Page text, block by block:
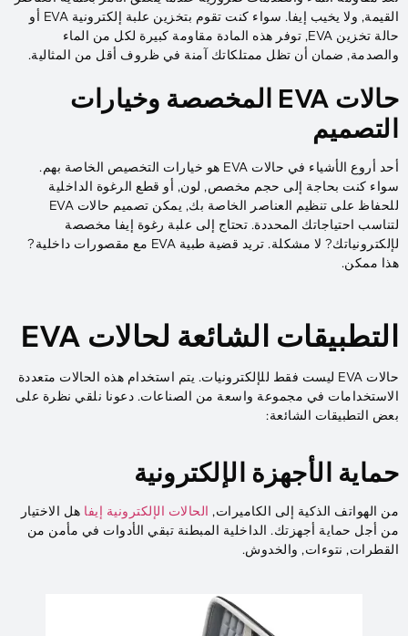
القيمة, ولا يخيب إيفا. سواء كنت تقوم بتخزين علبة إلكترونية EVA أو
حالة تخزين EVA, توفر هذه المادة مقاومة كبيرة لكل من الماء
والصدمة, ضمان أن تظل ممتلكاتك آمنة في ظروف أقل من المثالية.
حالات EVA المخصصة وخيارات
التصميم
أحد أروع الأشياء في حالات EVA هو خيارات التخصيص الخاصة بهم.
سواء كنت بحاجة إلى حجم مخصص, لون, أو قطع الرغوة الداخلية
للحفاظ على تنظيم العناصر الخاصة بك, يمكن تصميم حالات EVA
لتناسب احتياجاتك المحددة. تحتاج إلى علبة رغوة إيفا مخصصة
لإلكترونياتك? لا مشكلة. تريد قضية طبية EVA مع مقصورات داخلية?
هذا ممكن.
التطبيقات الشائعة لحالات EVA
حالات EVA ليست فقط للإلكترونيات. يتم استخدام هذه الحالات متعددة
الاستخدامات في مجموعة واسعة من الصناعات. دعونا نلقي نظرة على
بعض التطبيقات الشائعة:
حماية الأجهزة الإلكترونية
من الهواتف الذكية إلى الكاميرات, الحالات الإلكترونية إيفا هل الاختيار
من أجل حماية أجهزتك. الداخلية المبطنة تبقي الأدوات في مأمن من
القطرات, نتوءات, والخدوش.